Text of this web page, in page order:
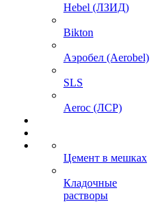
Hebel (ЛЗИД)
Bikton
Аэробел (Aerobel)
SLS
Aeroc (ЛСР)
Цемент в мешках
Кладочные
растворы